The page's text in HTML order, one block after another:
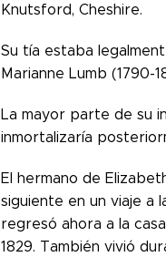
Knutsford, Cheshire.
Su tía estaba
Marianne Lumb (1790-
La mayor parte de su
inmortalizaría
El hermano de
siguiente en un viaje a
regresó ahora a la
1829. También vivió